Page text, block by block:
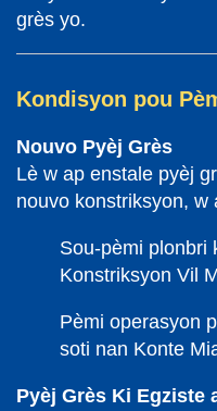
grès yo.
Kondisyon pou
Nouvo Pyèj Grès
Lè w ap enstale pyèj
nouvo konstriksyon, w
Sou-pèmi plonbri
Konstriksyon Vil
Pèmi operasyon
soti nan Konte
Pyèj Grès Ki Egziste